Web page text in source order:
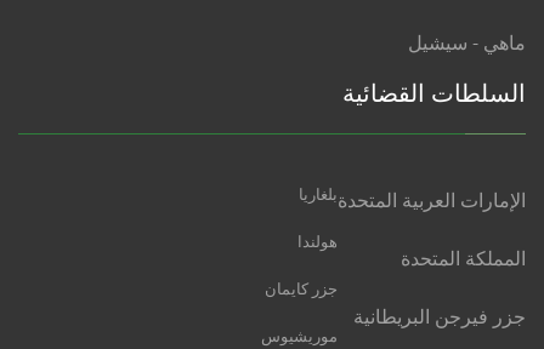
ماهي - سيشيل
السلطات القضائية
الإمارات العربية المتحدة
المملكة المتحدة
جزر فيرجن البريطانية
بلغاريا
هولندا
جزر كايمان
موريشيوس